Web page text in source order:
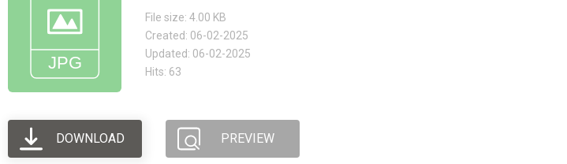
File size: 4.00 KB
Created: 06-02-2025
Updated: 06-02-2025
Hits: 63
DOWNLOAD PREVIEW